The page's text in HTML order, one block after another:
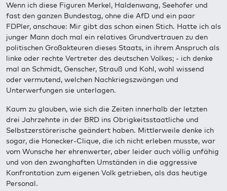
Wenn ich diese Figuren Merkel, Haldenwang, Seehofer und
fast den ganzen Bundestag, ohne die AfD und ein paar
FDPler, anschaue: Mir gibt das schon einen Stich. Hatte ich als
junger Mann doch mal ein relatives Grundvertrauen zu den
politischen Großakteuren dieses Staats, in ihrem Anspruch als
linke oder rechte Vertreter des deutschen Volkes; - ich denke
mal an Schmidt, Genscher, Strauß und Kohl, wohl wissend
oder vermutend, welchen Nachkriegszwängen und
Unterwerfungen sie unterlagen.
Kaum zu glauben, wie sich die Zeiten innerhalb der letzten
drei Jahrzehnte in der BRD ins Obrigkeitsstaatliche und
Selbstzerstörerische geändert haben. Mittlerweile denke ich
sogar, die Honecker-Clique, die ich nicht erleben musste, war
vom Wunsche her ehrenwerter, aber leider auch völlig unfähig
und von den zwanghaften Umständen in die aggressive
Konfrontation zum eigenen Volk getrieben, als das heutige
Personal.